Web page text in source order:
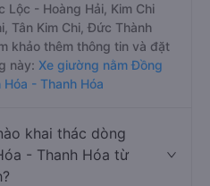
Lộc - Hoàng Hải, Kim Chi
Tân Kim Chi, Đức Thành
khảo thêm thông tin và đặt
này: Xe giường nằm Đồng
- Thanh Hóa
khai thác dòng
- Thanh Hóa từ